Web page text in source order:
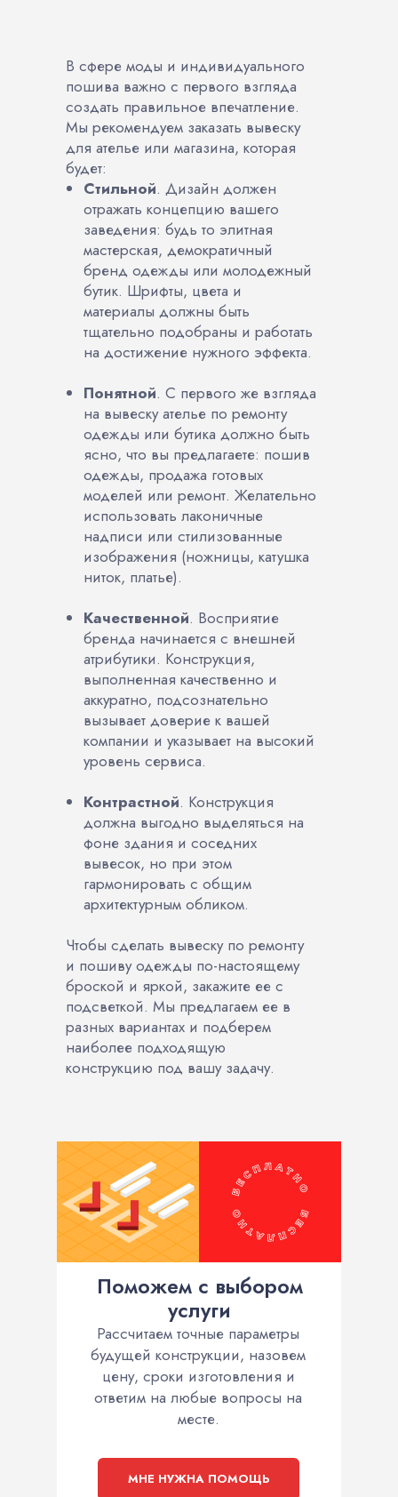
В сфере моды и индивидуального
пошива важно с первого взгляда
создать правильное впечатление.
Мы рекомендуем заказать вывеску
для ателье или магазина, которая
будет:
Стильной. Дизайн должен
отражать концепцию вашего
заведения: будь то элитная
мастерская, демократичный
бренд одежды или молодежный
бутик. Шрифты, цвета и
материалы должны быть
тщательно подобраны и работать
на достижение нужного эффекта.
Понятной. С первого же взгляда
на вывеску ателье по ремонту
одежды или бутика должно быть
ясно, что вы предлагаете: пошив
одежды, продажа готовых
моделей или ремонт. Желательно
использовать лаконичные
надписи или стилизованные
изображения (ножницы, катушка
ниток, платье).
Качественной. Восприятие
бренда начинается с внешней
атрибутики. Конструкция,
выполненная качественно и
аккуратно, подсознательно
вызывает доверие к вашей
компании и указывает на высокий
уровень сервиса.
Контрастной. Конструкция
должна выгодно выделяться на
фоне здания и соседних
вывесок, но при этом
гармонировать с общим
архитектурным обликом.
Чтобы сделать вывеску по ремонту
и пошиву одежды по-настоящему
броской и яркой, закажите ее с
подсветкой. Мы предлагаем ее в
разных вариантах и подберем
наиболее подходящую
конструкцию под вашу задачу.
Поможем с выбором
услуги
Рассчитаем точные параметры
будущей конструкции, назовем
цену, сроки изготовления и
ответим на любые вопросы на
месте.
МНЕ НУЖНА ПОМОЩЬ